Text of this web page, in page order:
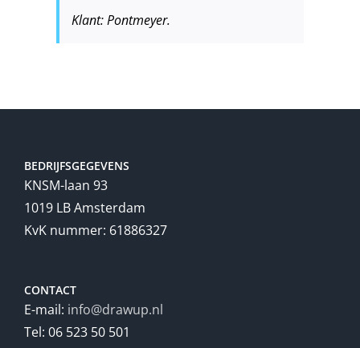
Klant: Pontmeyer.
BEDRIJFSGEGEVENS
KNSM-laan 93
1019 LB Amsterdam
KvK nummer: 61886327
CONTACT
E-mail: info@drawup.nl
Tel: 06 523 50 501